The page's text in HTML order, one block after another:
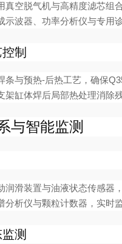
真空脱气机与高精度滤芯组
示波器、功率分析仪与专用
制
条与预热-后热工艺，确保
架缸体焊后局部热处理消
与智能监测
润滑装置与油液状态传感器
分析仪与颗粒计数器，实
测